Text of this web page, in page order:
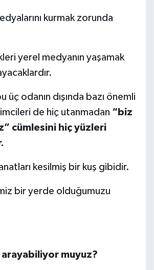
kurmak zorunda
yerel medyanın yaşamak
üç odanın dışında bazı önemli
de hiç utanmadan “biz
cümlesini hiç yüzleri
kesilmiş bir kuş gibidir.
bir yerde olduğumuzu
arayabiliyor muyuz?